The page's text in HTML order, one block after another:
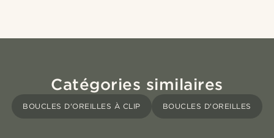
Catégories similaires
BOUCLES D'OREILLES À CLIP BOUCLES D'OREILLES